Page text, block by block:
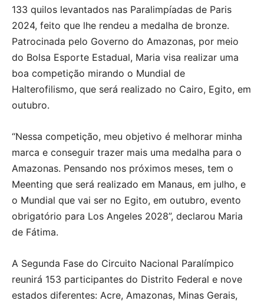
133 quilos levantados nas Paralimpíadas de Paris
2024, feito que lhe rendeu a medalha de bronze.
Patrocinada pelo Governo do Amazonas, por meio
do Bolsa Esporte Estadual, Maria visa realizar uma
boa competição mirando o Mundial de
Halterofilismo, que será realizado no Cairo, Egito, em
outubro.
“Nessa competição, meu objetivo é melhorar minha
marca e conseguir trazer mais uma medalha para o
Amazonas. Pensando nos próximos meses, tem o
Meenting que será realizado em Manaus, em julho, e
o Mundial que vai ser no Egito, em outubro, evento
obrigatório para Los Angeles 2028”, declarou Maria
de Fátima.
A Segunda Fase do Circuito Nacional Paralímpico
reunirá 153 participantes do Distrito Federal e nove
estados diferentes: Acre, Amazonas, Minas Gerais,